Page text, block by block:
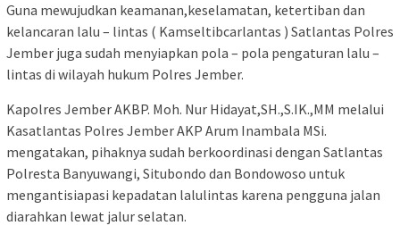
Guna mewujudkan keamanan,keselamatan, ketertiban dan
kelancaran lalu – lintas ( Kamseltibcarlantas ) Satlantas Polres
Jember juga sudah menyiapkan pola – pola pengaturan lalu –
lintas di wilayah hukum Polres Jember.
Kapolres Jember AKBP. Moh. Nur Hidayat,SH.,S.IK.,MM melalui
Kasatlantas Polres Jember AKP Arum Inambala MSi.
mengatakan, pihaknya sudah berkoordinasi dengan Satlantas
Polresta Banyuwangi, Situbondo dan Bondowoso untuk
mengantisiapasi kepadatan lalulintas karena pengguna jalan
diarahkan lewat jalur selatan.